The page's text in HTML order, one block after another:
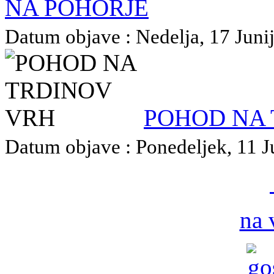
NA POHORJE
Datum objave : Nedelja, 17
POHOD
Datum objave : Ponedeljek, 11
na